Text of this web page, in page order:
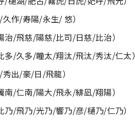
作/寿陽/永生/ 悠）
治/飛慈/陽慈/比司/日慈/比治）
多/久多/瞳太/翔汰/飛汰/秀汰/仁太）
出/豪/日/飛龍）
南/仁南/陽大/飛永/緋凪/翔陽）
乃/飛乃/光乃/響乃/彦/樋乃/仁乃）